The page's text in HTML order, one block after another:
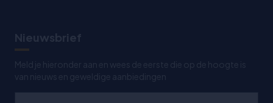
Nieuwsbrief
Meld je hieronder aan en wees de eerste die op de hoogte is
van nieuws en geweldige aanbiedingen